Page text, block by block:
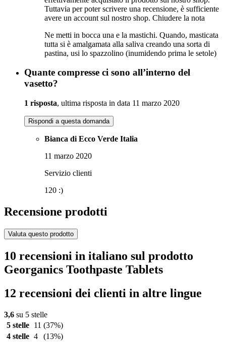
Tuttavia per poter scrivere una recensione, è sufficiente
avere un account sul nostro shop. Chiudere la nota
Ne metti in bocca una e la mastichi. Quando, masticata
tutta si è amalgamata alla saliva creando una sorta di
pastina, usi lo spazzolino (inumidendo prima le setole)
Quante compresse ci sono all’interno del
vasetto?
1 risposta, ultima risposta in data 11 marzo 2020
Rispondi a questa domanda
Bianca di Ecco Verde Italia
11 marzo 2020
Servizio clienti
120 :)
Recensione prodotti
Valuta questo prodotto
10 recensioni in italiano sul prodotto
Georganics Toothpaste Tablets
12 recensioni dei clienti in altre lingue
3,6 su 5 stelle
5 stelle
11 (37%)
4 stelle 4
(13%)